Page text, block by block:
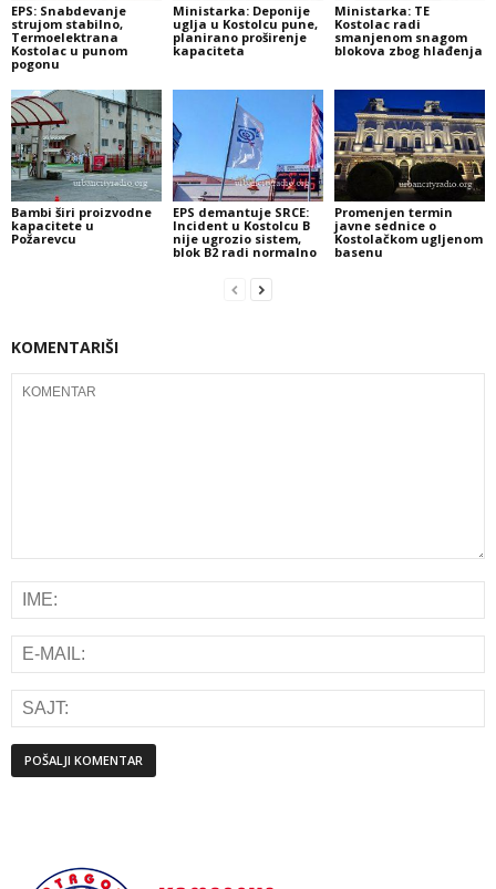
EPS: Snabdevanje
strujom stabilno,
Termoelektrana
Kostolac u punom
pogonu
Ministarka: Deponije
uglja u Kostolcu pune,
planirano proširenje
kapaciteta
Ministarka: TE
Kostolac radi
smanjenom snagom
blokova zbog hlađenja
Bambi širi proizvodne
kapacitete u
Požarevcu
EPS demantuje SRCE:
Incident u Kostolcu B
nije ugrozio sistem,
blok B2 radi normalno
Promenjen termin
javne sednice o
Kostolačkom ugljenom
basenu
KOMENTARIŠI